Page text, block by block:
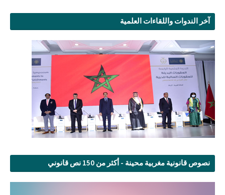
آخر الندوات واللقاءات العلمية
نصوص قانونية مغربية محينة - أكثر من 150 نص قانوني